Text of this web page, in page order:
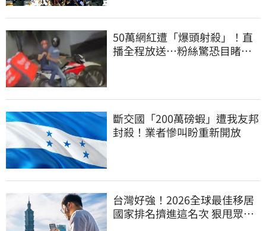
50萬網紅遭「爆頭射殺」！直
播全程放送…粉絲驚恐目睹慘
斷交國「200萬磅蝦」遭我友邦
封殺！業者慘叫盼重新開放
台灣好強！2026全球最佳移居
國家排名擠進這名次 狠甩眾多